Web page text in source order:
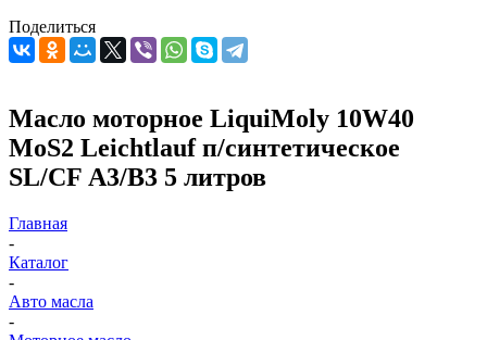
Поделиться
Масло моторное LiquiMoly 10W40
MoS2 Leichtlauf п/синтетическое
SL/CF А3/В3 5 литров
Главная
-
Каталог
-
Авто масла
-